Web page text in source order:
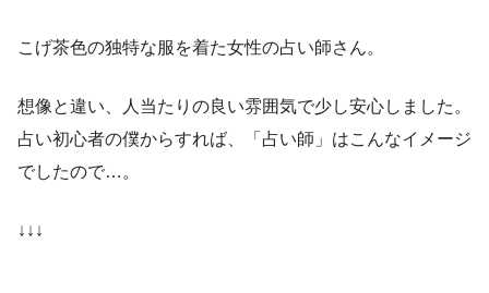
こげ茶色の独特な服を着た女性の占い師さん。
想像と違い、人当たりの良い雰囲気で少し安心しました。
占い初心者の僕からすれば、「占い師」はこんなイメージ
でしたので…。
↓↓↓